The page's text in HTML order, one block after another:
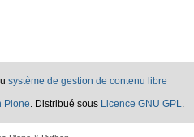
système de gestion de contenu libre
Plone. Distribué sous Licence GNU GPL.